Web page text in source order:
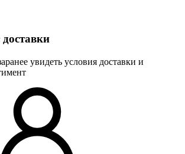
увидеть условия доставки и